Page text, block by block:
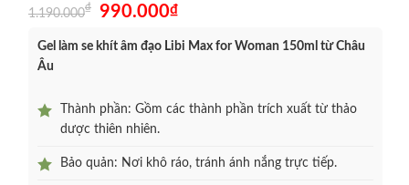
1.190.000₫
Giá
gốc
1.190.000₫.
990.000₫Giá
là:
Gel làm se khít âm đạo Libi Max for Woman 150ml từ Châu
Âu
Thành phần: Gồm các thành phần trích xuất từ thảo
dược thiên nhiên.
Bảo quản: Nơi khô ráo, tránh ánh nắng trực tiếp.